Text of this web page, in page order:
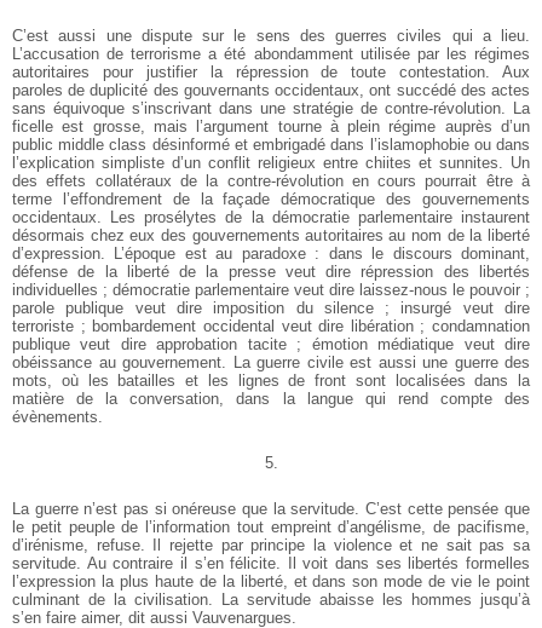
C’est aussi une dispute sur le sens des guerres civiles qui a lieu.
L’accusation de terrorisme a été abondamment utilisée par les régimes
autoritaires pour justifier la répression de toute contestation. Aux
paroles de duplicité des gouvernants occidentaux, ont succédé des actes
sans équivoque s’inscrivant dans une stratégie de contre-révolution. La
ficelle est grosse, mais l’argument tourne à plein régime auprès d’un
public middle class désinformé et embrigadé dans l’islamophobie ou dans
l’explication simpliste d’un conflit religieux entre chiites et sunnites. Un
des effets collatéraux de la contre-révolution en cours pourrait être à
terme l’effondrement de la façade démocratique des gouvernements
occidentaux. Les prosélytes de la démocratie parlementaire instaurent
désormais chez eux des gouvernements autoritaires au nom de la liberté
d’expression. L’époque est au paradoxe : dans le discours dominant,
défense de la liberté de la presse veut dire répression des libertés
individuelles ; démocratie parlementaire veut dire laissez-nous le pouvoir ;
parole publique veut dire imposition du silence ; insurgé veut dire
terroriste ; bombardement occidental veut dire libération ; condamnation
publique veut dire approbation tacite ; émotion médiatique veut dire
obéissance au gouvernement. La guerre civile est aussi une guerre des
mots, où les batailles et les lignes de front sont localisées dans la
matière de la conversation, dans la langue qui rend compte des
évènements.
5.
La guerre n’est pas si onéreuse que la servitude. C’est cette pensée que
le petit peuple de l’information tout empreint d’angélisme, de pacifisme,
d’irénisme, refuse. Il rejette par principe la violence et ne sait pas sa
servitude. Au contraire il s’en félicite. Il voit dans ses libertés formelles
l’expression la plus haute de la liberté, et dans son mode de vie le point
culminant de la civilisation. La servitude abaisse les hommes jusqu’à
s’en faire aimer, dit aussi Vauvenargues.